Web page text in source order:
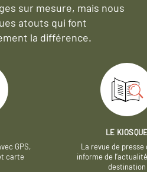
sur mesure, mais nous
atouts qui font
la différence.
GPS,
carte
LE
La revue de presse
informe de
destination